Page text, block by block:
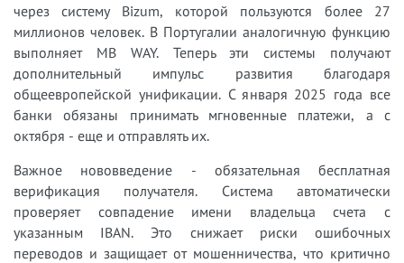
через систему Bizum, которой пользуются более 27
миллионов человек. В Португалии аналогичную функцию
выполняет MB WAY. Теперь эти системы получают
дополнительный импульс развития благодаря
общеевропейской унификации. С января 2025 года все
банки обязаны принимать мгновенные платежи, а с
октября - еще и отправлять их.
Важное нововведение - обязательная бесплатная
верификация получателя. Система автоматически
проверяет совпадение имени владельца счета с
указанным IBAN. Это снижает риски ошибочных
переводов и защищает от мошенничества, что критично